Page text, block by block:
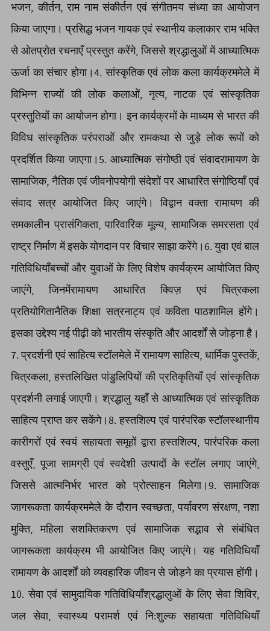
भजन, कीर्तन, राम नाम संकीर्तन एवं संगीतमय संध्या का आयोजन
किया जाएगा। प्रसिद्ध भजन गायक एवं स्थानीय कलाकार राम भक्ति
से ओतप्रोत रचनाएँ प्रस्तुत करेंगे, जिससे श्रद्धालुओं में आध्यात्मिक
ऊर्जा का संचार होगा।4. सांस्कृतिक एवं लोक कला कार्यक्रममेले में
विभिन्न राज्यों की लोक कलाओं, नृत्य, नाटक एवं सांस्कृतिक
प्रस्तुतियों का आयोजन होगा। इन कार्यक्रमों के माध्यम से भारत की
विविध सांस्कृतिक परंपराओं और रामकथा से जुड़े लोक रूपों को
प्रदर्शित किया जाएगा।5. आध्यात्मिक संगोष्ठी एवं संवादरामायण के
सामाजिक, नैतिक एवं जीवनोपयोगी संदेशों पर आधारित संगोष्ठियाँ एवं
संवाद सत्र आयोजित किए जाएंगे। विद्वान वक्ता रामायण की
समकालीन प्रासंगिकता, पारिवारिक मूल्य, सामाजिक समरसता एवं
राष्ट्र निर्माण में इसके योगदान पर विचार साझा करेंगे।6. युवा एवं बाल
गतिविधियाँबच्चों और युवाओं के लिए विशेष कार्यक्रम आयोजित किए
जाएंगे, जिनमेंरामायण आधारित क्विज़ एवं चित्रकला
प्रतियोगितानैतिक शिक्षा सत्रनाट्य एवं कविता पाठशामिल होंगे।
इसका उद्देश्य नई पीढ़ी को भारतीय संस्कृति और आदर्शों से जोड़ना है।
7. प्रदर्शनी एवं साहित्य स्टॉलमेले में रामायण साहित्य, धार्मिक पुस्तकें,
चित्रकला, हस्तलिखित पांडुलिपियों की प्रतिकृतियाँ एवं सांस्कृतिक
प्रदर्शनी लगाई जाएगी। श्रद्धालु यहाँ से आध्यात्मिक एवं सांस्कृतिक
साहित्य प्राप्त कर सकेंगे।8. हस्तशिल्प एवं पारंपरिक स्टॉलस्थानीय
कारीगरों एवं स्वयं सहायता समूहों द्वारा हस्तशिल्प, पारंपरिक कला
वस्तुएँ, पूजा सामग्री एवं स्वदेशी उत्पादों के स्टॉल लगाए जाएंगे,
जिससे आत्मनिर्भर भारत को प्रोत्साहन मिलेगा।9. सामाजिक
जागरूकता कार्यक्रममेले के दौरान स्वच्छता, पर्यावरण संरक्षण, नशा
मुक्ति, महिला सशक्तिकरण एवं सामाजिक सद्भाव से संबंधित
जागरूकता कार्यक्रम भी आयोजित किए जाएंगे। यह गतिविधियाँ
रामायण के आदर्शों को व्यवहारिक जीवन से जोड़ने का प्रयास होंगी।
10. सेवा एवं सामुदायिक गतिविधियाँश्रद्धालुओं के लिए सेवा शिविर,
जल सेवा, स्वास्थ्य परामर्श एवं नि:शुल्क सहायता गतिविधियाँ